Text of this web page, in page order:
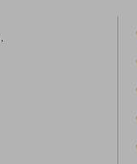
.